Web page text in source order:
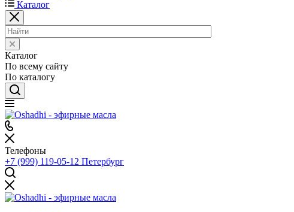
Каталог
Каталог
По всему сайту
По каталогу
Телефоны
+7 (999) 119-05-12 Петербург